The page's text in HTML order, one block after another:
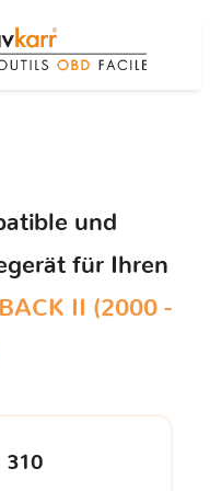
und
für Ihren
II (2000 -
310